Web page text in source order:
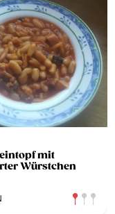
mit
Würstchen